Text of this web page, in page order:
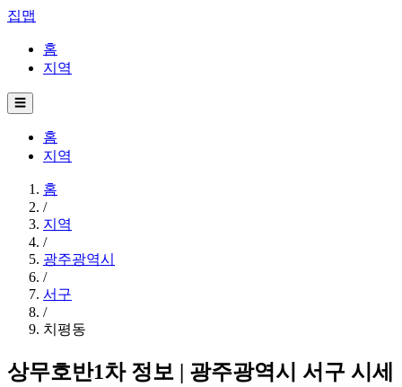
집맵
홈
지역
☰
홈
지역
홈
/
지역
/
광주광역시
/
서구
/
치평동
상무호반1차 정보 | 광주광역시 서구 시세